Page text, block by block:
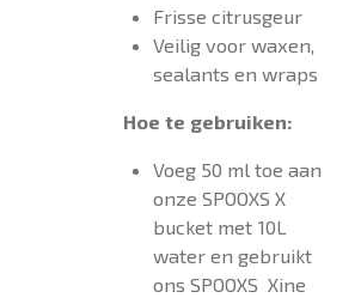
Frisse citrusgeur
Veilig voor waxen,
sealants en wraps
Hoe te gebruiken:
Voeg 50 ml toe aan
onze SPOOXS X
bucket met 10L
water en gebruikt
ons SPOOXS Xine